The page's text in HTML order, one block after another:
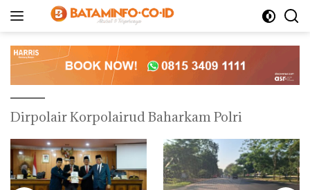
Dirpolair Korpolairud Baharkam Polri